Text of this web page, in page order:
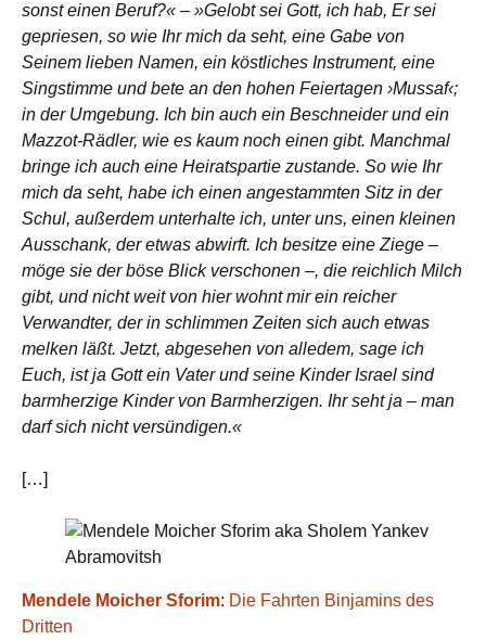
sonst einen Beruf?« – »Gelobt sei Gott, ich hab, Er sei
gepriesen, so wie Ihr mich da seht, eine Gabe von
Seinem lieben Namen, ein köstliches Instrument, eine
Singstimme und bete an den hohen Feiertagen ›Mussaf‹;
in der Umgebung. Ich bin auch ein Beschneider und ein
Mazzot-Rädler, wie es kaum noch einen gibt. Manchmal
bringe ich auch eine Heiratspartie zustande. So wie Ihr
mich da seht, habe ich einen angestammten Sitz in der
Schul, außerdem unterhalte ich, unter uns, einen kleinen
Ausschank, der etwas abwirft. Ich besitze eine Ziege –
möge sie der böse Blick verschonen –, die reichlich Milch
gibt, und nicht weit von hier wohnt mir ein reicher
Verwandter, der in schlimmen Zeiten sich auch etwas
melken läßt. Jetzt, abgesehen von alledem, sage ich
Euch, ist ja Gott ein Vater und seine Kinder Israel sind
barmherzige Kinder von Barmherzigen. Ihr seht ja – man
darf sich nicht versündigen.«
[…]
Mendele Moicher Sforim: Die Fahrten Binjamins des
Dritten